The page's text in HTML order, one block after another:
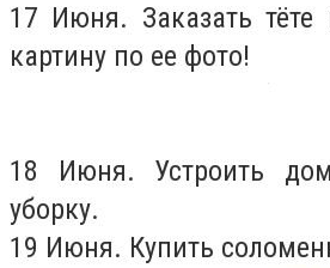
17 Июня. Заказать тёте
картину по ее фото!
18 Июня. Устроить
уборку.
19 Июня. Купить